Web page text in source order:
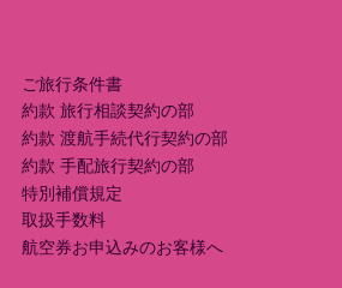
ご旅行条件書
約款 旅行相談契約の部
約款 渡航手続代行契約の部
約款 手配旅行契約の部
特別補償規定
取扱手数料
航空券お申込みのお客様へ